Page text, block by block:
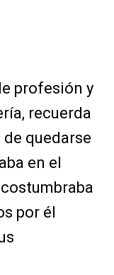
profesión y
recuerda
quedarse
en el
por él